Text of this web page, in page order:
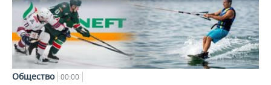
Общество 00:00